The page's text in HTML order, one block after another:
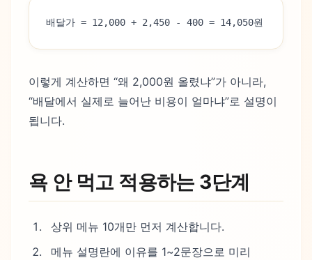
배달가 = 12,000 + 2,450 - 400 = 14,050원
이렇게 계산하면 “왜 2,000원 올렸냐”가 아니라,
“배달에서 실제로 늘어난 비용이 얼마냐”로 설명이
됩니다.
욕 안 먹고 적용하는 3단계
상위 메뉴 10개만 먼저 계산합니다.
메뉴 설명란에 이유를 1~2문장으로 미리